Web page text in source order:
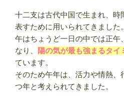
方
を
解
説
【二
十
四
十二支は古代中国で生まれ、時
表すために用いられてきました。
午はちょうど一日の中では正午
なり、
陽の気が最も強まるタイ
ています。
そのため午年は、活力や情熱、
つ年と考えられてきました。